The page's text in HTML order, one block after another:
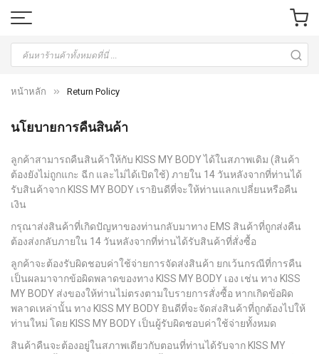
หน้าหลัก Return Policy
นโยบายการคืนสินค้า
ลูกค้าสามารถคืนสินค้าให้กับ KISS MY BODYได้ในสภาพเดิม (สินค้า
ต้องยังไม่ถูกแกะ ฉีก และไม่ได้เปิดใช้) ภายใน 14 วันหลังจากที่ท่านได้
รับสินค้าจาก KISS MY BODY เรายินดีที่จะให้ท่านแลกเปลี่ยนหรือคืน
เงิน
กรุณาส่งสินค้าที่เกิดปัญหาของท่านกลับมาทาง EMS สินค้าที่ถูกส่งคืน
ต้องส่งกลับภายใน 14 วันหลังจากที่ท่านได้รับสินค้าที่สั่งซื้อ
ลูกค้าจะต้องรับผิดชอบค่าใช้จ่ายการจัดส่งสินค้า ยกเว้นกรณีที่การคืน
เป็นผลมาจากข้อผิดพลาดของทาง KISS MY BODY เอง เช่น ทาง KISS
MY BODY ส่งของให้ท่านไม่ตรงตามใบรายการสั่งซื้อ หากเกิดข้อผิด
พลาดเหล่านั้น ทาง KISS MY BODYยินดีที่จะจัดส่งสินค้าที่ถูกต้องไปให้
ท่านใหม่ โดย KISS MY BODY เป็นผู้รับผิดชอบค่าใช้จ่ายทั้งหมด
สินค้าคืนจะต้องอยู่ในสภาพเดียวกับตอนที่ท่านได้รับจาก KISS MY